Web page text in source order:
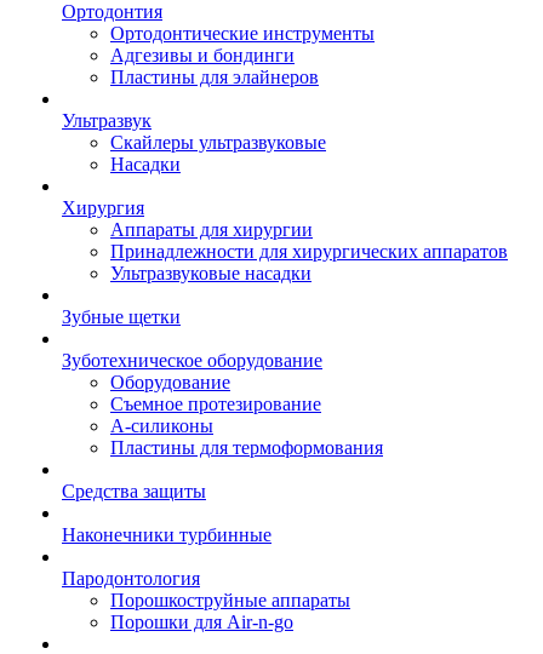
Ортодонтия
Ортодонтические инструменты
Адгезивы и бондинги
Пластины для элайнеров
Ультразвук
Скайлеры ультразвуковые
Насадки
Хирургия
Аппараты для хирургии
Принадлежности для хирургических аппаратов
Ультразвуковые насадки
Зубные щетки
Зуботехническое оборудование
Оборудование
Съемное протезирование
А-силиконы
Пластины для термоформования
Средства защиты
Наконечники турбинные
Пародонтология
Порошкоструйные аппараты
Порошки для Air-n-go